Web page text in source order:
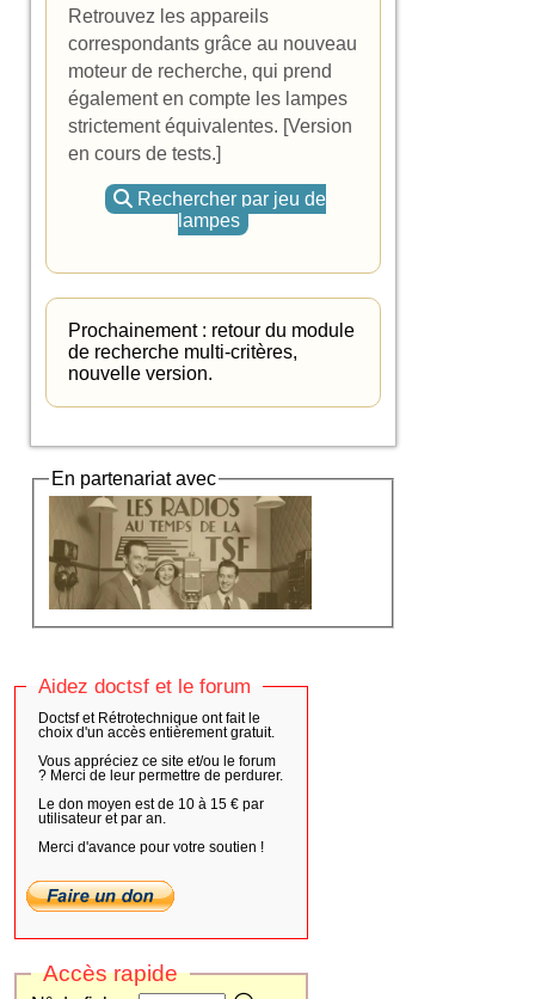
Retrouvez les appareils
correspondants grâce au nouveau
moteur de recherche, qui prend
également en compte les lampes
strictement équivalentes. [Version
en cours de tests.]
Rechercher par jeu de
lampes
Prochainement : retour du module
de recherche multi-critères,
nouvelle version.
En partenariat avec
Aidez doctsf et le forum
Doctsf et Rétrotechnique ont fait le
choix d'un accès entièrement gratuit.
Vous appréciez ce site et/ou le forum
? Merci de leur permettre de perdurer.
Le don moyen est de 10 à 15 € par
utilisateur et par an.
Merci d'avance pour votre soutien !
Accès rapide